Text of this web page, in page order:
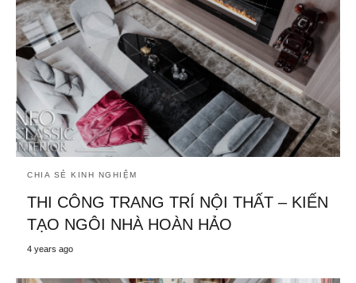
CHIA SẺ KINH NGHIỆM
THI CÔNG TRANG TRÍ NỘI THẤT – KIẾN
TẠO NGÔI NHÀ HOÀN HẢO
4 years ago